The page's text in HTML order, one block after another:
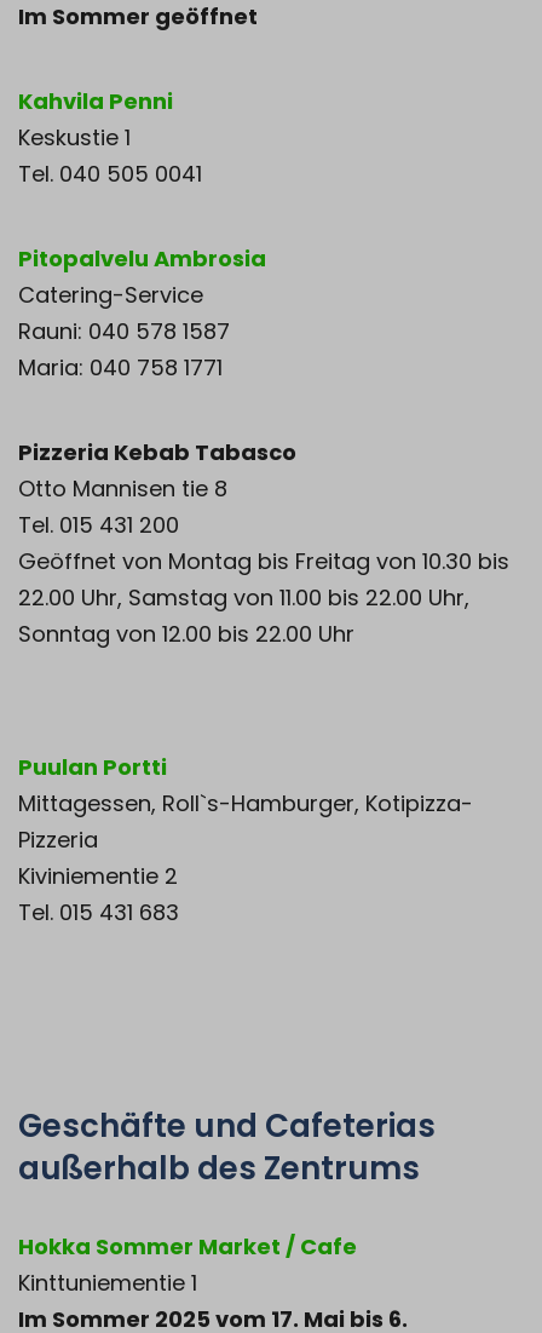
Im Sommer geöffnet
Kahvila Penni
Keskustie 1
Tel. 040 505 0041
Pitopalvelu Ambrosia
Catering-Service
Rauni: 040 578 1587
Maria: 040 758 1771
Pizzeria Kebab Tabasco
Otto Mannisen tie 8
Tel. 015 431 200
Geöffnet von Montag bis Freitag von 10.30 bis
22.00 Uhr, Samstag von 11.00 bis 22.00 Uhr,
Sonntag von 12.00 bis 22.00 Uhr
Puulan Portti
Mittagessen, Roll`s-Hamburger, Kotipizza-
Pizzeria
Kiviniementie 2
Tel. 015 431 683
Geschäfte und Cafeterias
außerhalb des Zentrums
Hokka Sommer Market / Cafe
Kinttuniementie 1
Im Sommer 2025 vom 17. Mai bis 6.